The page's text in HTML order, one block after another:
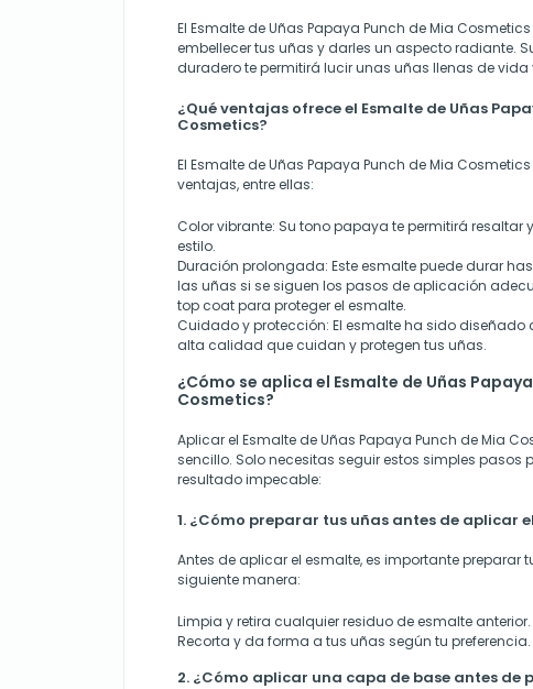
El Esmalte de Uñas Papaya Punch de Mia
embellecer tus uñas y darles un aspecto radiante.
duradero te permitirá lucir unas uñas llenas de vida
¿Qué ventajas ofrece el Esmalte de Uñas
Cosmetics?
El Esmalte de Uñas Papaya Punch de Mia
ventajas, entre ellas:
Color vibrante: Su tono papaya te permitirá resaltar
estilo.
Duración prolongada: Este esmalte puede durar
las uñas si se siguen los pasos de aplicación
top coat para proteger el esmalte.
Cuidado y protección: El esmalte ha sido diseñado
alta calidad que cuidan y protegen tus uñas.
¿Cómo se aplica el Esmalte de Uñas
Cosmetics?
Aplicar el Esmalte de Uñas Papaya Punch de Mia
sencillo. Solo necesitas seguir estos simples pasos
resultado impecable:
1. ¿Cómo preparar tus uñas antes de aplicar
Antes de aplicar el esmalte, es importante preparar
siguiente manera:
Limpia y retira cualquier residuo de esmalte anterior.
Recorta y da forma a tus uñas según tu preferencia.
2. ¿Cómo aplicar una capa de base antes de